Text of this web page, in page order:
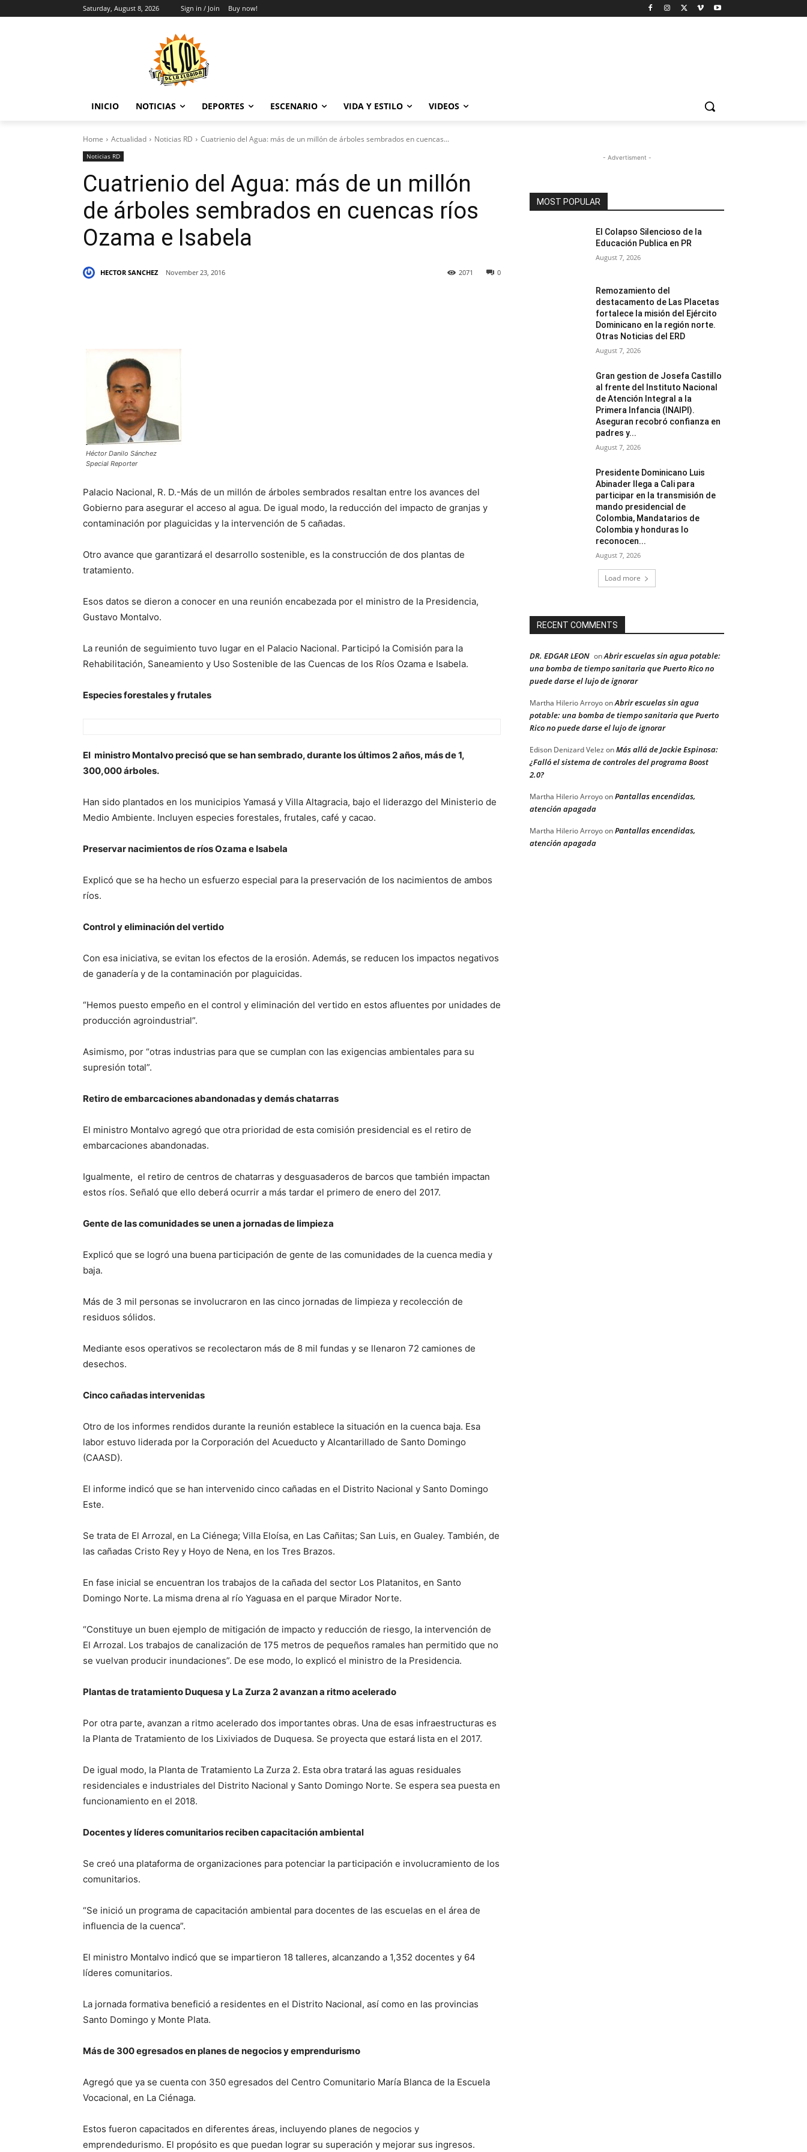
Saturday, August 8, 2026 Sign in / Join Buy now!
INICIO NOTICIAS DEPORTES ESCENARIO VIDA Y ESTILO VIDEOS
Home Actualidad Noticias RD Cuatrienio del Agua: más de un millón de árboles sembrados en cuencas...
Noticias RD
Cuatrienio del Agua: más de un millón
de árboles sembrados en cuencas ríos
Ozama e Isabela
HECTOR SANCHEZ November 23, 2016 0
2071
Héctor Danilo Sánchez
Special Reporter
Palacio Nacional, R. D.-Más de un millón de árboles sembrados resaltan entre los avances del
Gobierno para asegurar el acceso al agua. De igual modo, la reducción del impacto de granjas y
contaminación por plaguicidas y la intervención de 5 cañadas.
Otro avance que garantizará el desarrollo sostenible, es la construcción de dos plantas de
tratamiento.
Esos datos se dieron a conocer en una reunión encabezada por el ministro de la Presidencia,
Gustavo Montalvo.
La reunión de seguimiento tuvo lugar en el Palacio Nacional. Participó la Comisión para la
Rehabilitación, Saneamiento y Uso Sostenible de las Cuencas de los Ríos Ozama e Isabela.
Especies forestales y frutales
El ministro Montalvo precisó que se han sembrado, durante los últimos 2 años, más de 1,
300,000 árboles.
Han sido plantados en los municipios Yamasá y Villa Altagracia, bajo el liderazgo del Ministerio de
Medio Ambiente. Incluyen especies forestales, frutales, café y cacao.
Preservar nacimientos de ríos Ozama e Isabela
Explicó que se ha hecho un esfuerzo especial para la preservación de los nacimientos de ambos
ríos.
Control y eliminación del vertido
Con esa iniciativa, se evitan los efectos de la erosión. Además, se reducen los impactos negativos
de ganadería y de la contaminación por plaguicidas.
“Hemos puesto empeño en el control y eliminación del vertido en estos afluentes por unidades de
producción agroindustrial”.
Asimismo, por “otras industrias para que se cumplan con las exigencias ambientales para su
supresión total”.
Retiro de embarcaciones abandonadas y demás chatarras
El ministro Montalvo agregó que otra prioridad de esta comisión presidencial es el retiro de
embarcaciones abandonadas.
Igualmente, el retiro de centros de chatarras y desguasaderos de barcos que también impactan
estos ríos. Señaló que ello deberá ocurrir a más tardar el primero de enero del 2017.
Gente de las comunidades se unen a jornadas de limpieza
Explicó que se logró una buena participación de gente de las comunidades de la cuenca media y
baja.
Más de 3 mil personas se involucraron en las cinco jornadas de limpieza y recolección de
residuos sólidos.
Mediante esos operativos se recolectaron más de 8 mil fundas y se llenaron 72 camiones de
desechos.
Cinco cañadas intervenidas
Otro de los informes rendidos durante la reunión establece la situación en la cuenca baja. Esa
labor estuvo liderada por la Corporación del Acueducto y Alcantarillado de Santo Domingo
(CAASD).
El informe indicó que se han intervenido cinco cañadas en el Distrito Nacional y Santo Domingo
Este.
Se trata de El Arrozal, en La Ciénega; Villa Eloísa, en Las Cañitas; San Luis, en Gualey. También, de
las cañadas Cristo Rey y Hoyo de Nena, en los Tres Brazos.
En fase inicial se encuentran los trabajos de la cañada del sector Los Platanitos, en Santo
Domingo Norte. La misma drena al río Yaguasa en el parque Mirador Norte.
“Constituye un buen ejemplo de mitigación de impacto y reducción de riesgo, la intervención de
El Arrozal. Los trabajos de canalización de 175 metros de pequeños ramales han permitido que no
se vuelvan producir inundaciones”. De ese modo, lo explicó el ministro de la Presidencia.
Plantas de tratamiento Duquesa y La Zurza 2 avanzan a ritmo acelerado
Por otra parte, avanzan a ritmo acelerado dos importantes obras. Una de esas infraestructuras es
la Planta de Tratamiento de los Lixiviados de Duquesa. Se proyecta que estará lista en el 2017.
De igual modo, la Planta de Tratamiento La Zurza 2. Esta obra tratará las aguas residuales
residenciales e industriales del Distrito Nacional y Santo Domingo Norte. Se espera sea puesta en
funcionamiento en el 2018.
Docentes y líderes comunitarios reciben capacitación ambiental
Se creó una plataforma de organizaciones para potenciar la participación e involucramiento de los
comunitarios.
“Se inició un programa de capacitación ambiental para docentes de las escuelas en el área de
influencia de la cuenca”.
El ministro Montalvo indicó que se impartieron 18 talleres, alcanzando a 1,352 docentes y 64
líderes comunitarios.
La jornada formativa benefició a residentes en el Distrito Nacional, así como en las provincias
Santo Domingo y Monte Plata.
Más de 300 egresados en planes de negocios y emprendurismo
Agregó que ya se cuenta con 350 egresados del Centro Comunitario María Blanca de la Escuela
Vocacional, en La Ciénaga.
Estos fueron capacitados en diferentes áreas, incluyendo planes de negocios y
emprendedurismo. El propósito es que puedan lograr su superación y mejorar sus ingresos.
- Advertisment -
MOST POPULAR
El Colapso Silencioso de la
Educación Publica en PR
August 7, 2026
Remozamiento del
destacamento de Las Placetas
fortalece la misión del Ejército
Dominicano en la región norte.
Otras Noticias del ERD
August 7, 2026
Gran gestion de Josefa Castillo
al frente del Instituto Nacional
de Atención Integral a la
Primera Infancia (INAIPI).
Aseguran recobró confianza en
padres y...
August 7, 2026
Presidente Dominicano Luis
Abinader llega a Cali para
participar en la transmisión de
mando presidencial de
Colombia, Mandatarios de
Colombia y honduras lo
reconocen...
August 7, 2026
Load more
RECENT COMMENTS
DR. EDGAR LEON onAbrir escuelas sin agua potable:
una bomba de tiempo sanitaria que Puerto Rico no
puede darse el lujo de ignorar
Martha Hilerio ArroyoonAbrir escuelas sin agua
potable: una bomba de tiempo sanitaria que Puerto
Rico no puede darse el lujo de ignorar
Edison Denizard Velez onMás allá de Jackie Espinosa:
¿Falló el sistema de controles del programa Boost
2.0?
Martha Hilerio ArroyoonPantallas encendidas,
atención apagada
Martha Hilerio ArroyoonPantallas encendidas,
atención apagada